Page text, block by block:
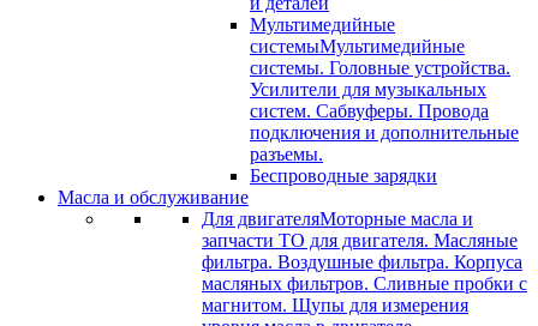
Мультимедийные
системыМультимедийные
системы. Головные устройства.
Усилители для музыкальных
систем. Сабвуферы. Провода
подключения и дополнительные
разъемы.
Беспроводные зарядки
Масла и обслуживание
Для двигателяМоторные масла и
запчасти ТО для двигателя. Масляные
фильтра. Воздушные фильтра. Корпуса
масляных фильтров. Сливные пробки с
магнитом. Щупы для измерения